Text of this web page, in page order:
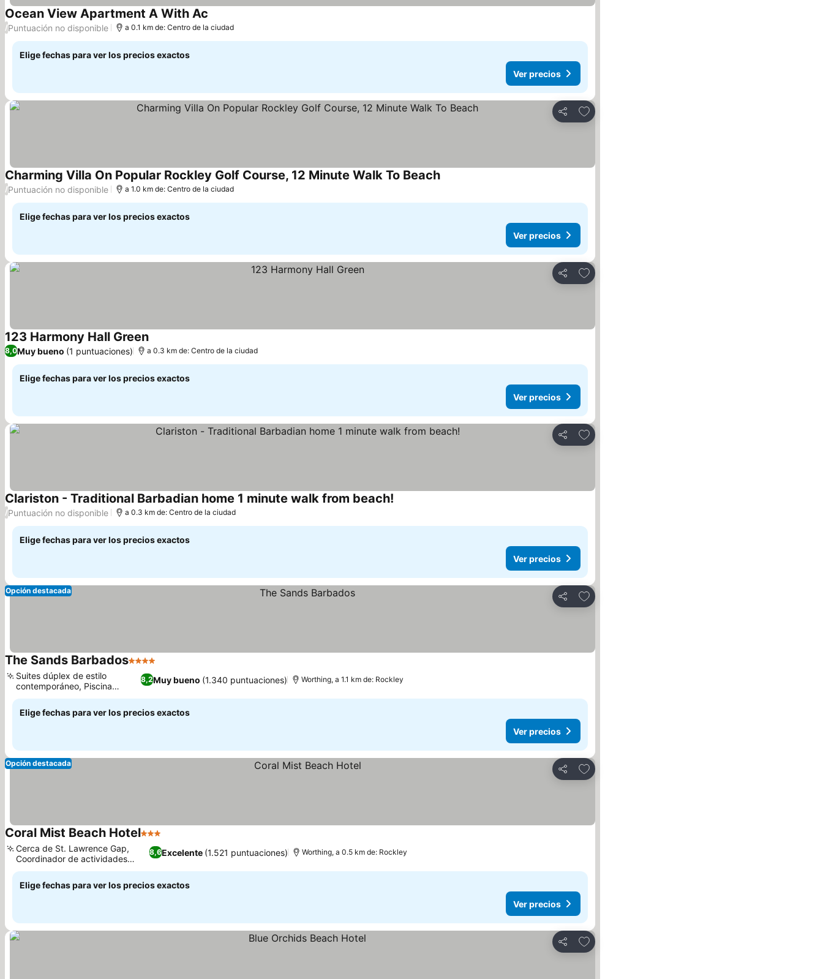
Ocean View Apartment A With Ac
/Puntuación no disponible a 0.1 km de: Centro de la ciudad
Elige fechas para ver los precios exactos
Ver precios
Compartir
Agregar a favoritos
Charming Villa On Popular Rockley Golf Course, 12 Minute Walk To Beach
/Puntuación no disponible a 1.0 km de: Centro de la ciudad
Elige fechas para ver los precios exactos
Ver precios
Compartir
Agregar a favoritos
123 Harmony Hall Green
8,0Muy bueno (1 puntuaciones) a 0.3 km de: Centro de la ciudad
Elige fechas para ver los precios exactos
Ver precios
Compartir
Agregar a favoritos
Clariston - Traditional Barbadian home 1 minute walk from beach!
/Puntuación no disponible a 0.3 km de: Centro de la ciudad
Elige fechas para ver los precios exactos
Ver precios
Compartir
Agregar a favoritos
Opción destacada
The Sands Barbados4 Estrellas
8,2Muy bueno (1.340 puntuaciones)
Suites dúplex de estilo
contemporáneo, Piscina
laguna familiar
Worthing, a 1.1 km de: Rockley
Elige fechas para ver los precios exactos
Ver precios
Compartir
Agregar a favoritos
Opción destacada
Coral Mist Beach Hotel3 Estrellas
8,6Excelente (1.521 puntuaciones)
Cerca de St. Lawrence Gap,
Coordinador de actividades
exclusivo
Worthing, a 0.5 km de: Rockley
Elige fechas para ver los precios exactos
Ver precios
Compartir
Agregar a favoritos